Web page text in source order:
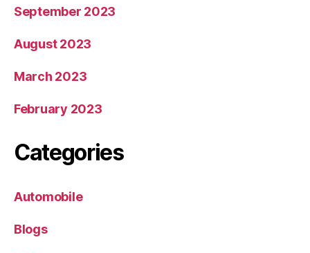
September 2023
August 2023
March 2023
February 2023
Categories
Automobile
Blogs